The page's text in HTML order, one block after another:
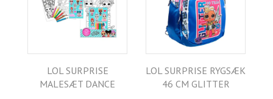
LOL SURPRISE
MALESÆT DANCE
LOL SURPRISE RYGSÆK
46 CM GLITTER